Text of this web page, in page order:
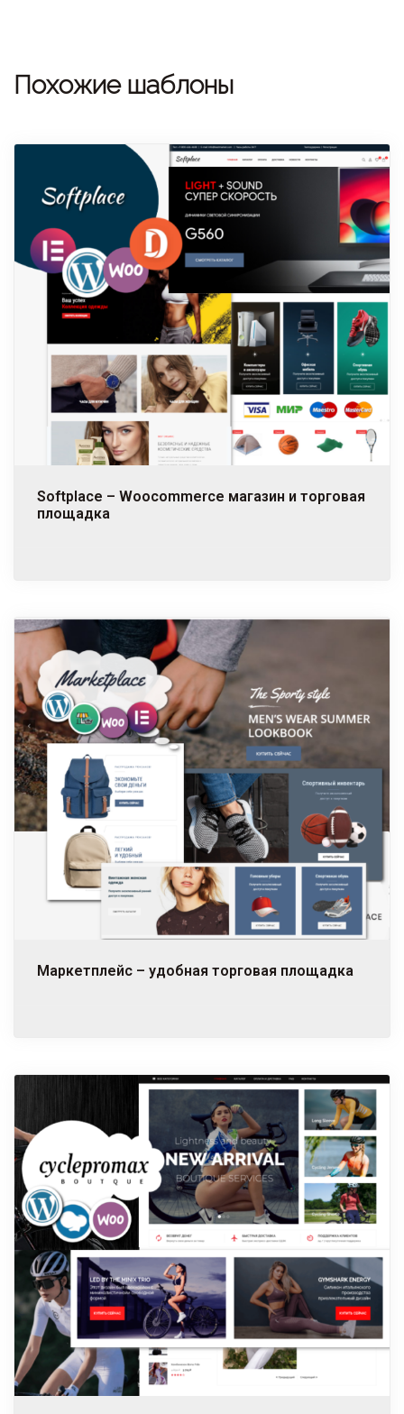
Похожие шаблоны
Softplace – Woocommerce магазин и торговая
площадка
Маркетплейс – удобная торговая площадка